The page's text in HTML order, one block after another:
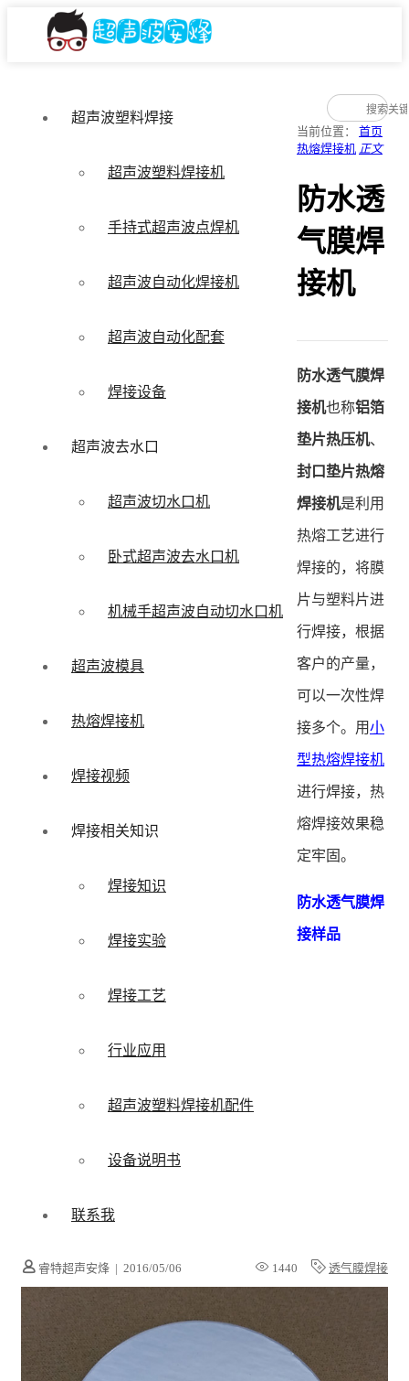
超声波塑料焊接
超声波塑料焊接机
手持式超声波点焊机
超声波自动化焊接机
超声波自动化配套
焊接设备
超声波去水口
超声波切水口机
卧式超声波去水口机
机械手超声波自动切水口机
超声波模具
热熔焊接机
焊接视频
焊接相关知识
焊接知识
焊接实验
焊接工艺
行业应用
超声波塑料焊接机配件
设备说明书
联系我
当前位置： 首页
热熔焊接机 正文
防水透
气膜焊
接机
睿特超声安烽 | 2016/05/06 1440 透气膜焊接
防水透气膜焊
接机也称铝箔
垫片热压机、
封口垫片热熔
焊接机是利用
热熔工艺进行
焊接的，将膜
片与塑料片进
行焊接，根据
客户的产量，
可以一次性焊
接多个。用小
型热熔焊接机
进行焊接，热
熔焊接效果稳
定牢固。
防水透气膜焊
接样品